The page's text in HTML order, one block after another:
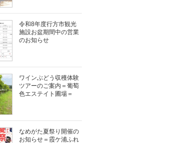
令和8年度行方市観光
施設お盆期間中の営業
のお知らせ
ワインぶどう収穫体験
ツアーのご案内＝葡萄
色エステイト圃場＝
なめがた夏祭り開催の
お知らせ＝霞ケ浦ふれ